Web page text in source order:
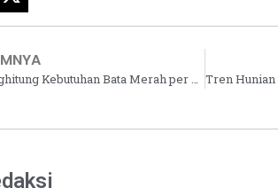
Panduan Cara Menghitung Kebutuhan Bata Merah per m2 untuk Dinding Rumah Type 36